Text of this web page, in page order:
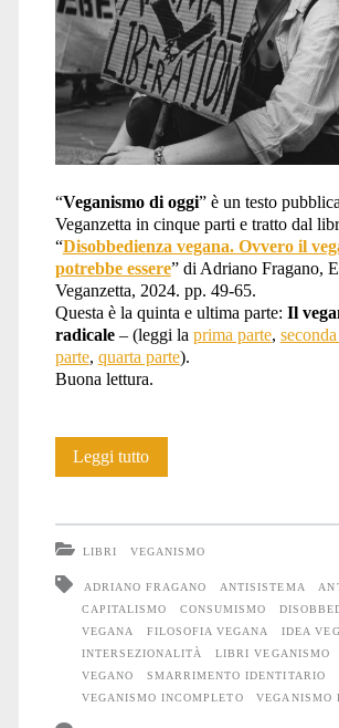
“Veganismo di oggi” è un testo
Veganzetta in cinque parti e tratto dal
“Disobbedienza vegana. Ovvero il
potrebbe essere” di Adriano Fragano,
Veganzetta, 2024. pp. 49-65.
Questa è la quinta e ultima parte: Il
radicale – (leggi la prima parte,
parte, quarta parte).
Buona lettura.
Leggi tuttoVeganismi
veganismo
radicale
LIBRI VEGANISMO
ADRIANO FRAGANO ANTISISTEMA
CAPITALISMO
CONSUMISMO
VEGANA
FILOSOFIA VEGANA
IDEA
INTERSEZIONALITÀ
LIBRI VEGANISMO
VEGANO
SMARRIMENTO IDENTITARIO
VEGANISMO INCOMPLETO
VEGANISMO